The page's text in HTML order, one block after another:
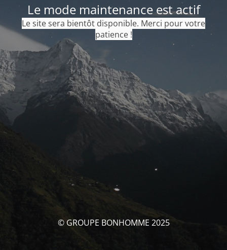
Le mode maintenance est actif
Le site sera bientôt disponible. Merci pour votre
patience !
© GROUPE BONHOMME 2025